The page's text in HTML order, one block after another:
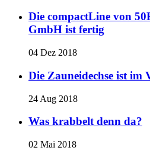
Die compactLine von
GmbH ist fertig
04 Dez 2018
Die Zauneidechse ist im
24 Aug 2018
Was krabbelt denn da?
02 Mai 2018